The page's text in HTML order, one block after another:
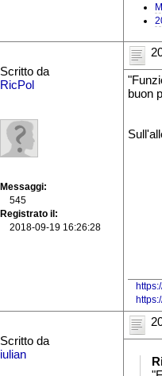
Scritto da
RicPol
Messaggi
545
Registrato il
2018-09-19 16:26:28
buon
Scritto da
iulian